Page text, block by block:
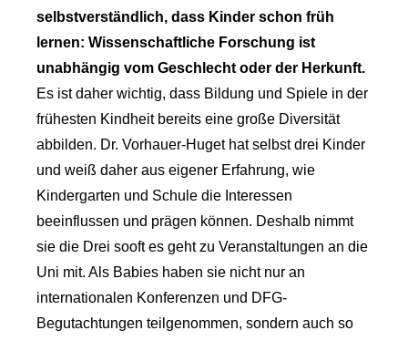
selbstverständlich, dass Kinder schon früh
lernen: Wissenschaftliche Forschung ist
unabhängig vom Geschlecht oder der Herkunft.
Es ist daher wichtig, dass Bildung und Spiele in der
frühesten Kindheit bereits eine große Diversität
abbilden. Dr. Vorhauer-Huget hat selbst drei Kinder
und weiß daher aus eigener Erfahrung, wie
Kindergarten und Schule die Interessen
beeinflussen und prägen können. Deshalb nimmt
sie die Drei sooft es geht zu Veranstaltungen an die
Uni mit. Als Babies haben sie nicht nur an
internationalen Konferenzen und DFG-
Begutachtungen teilgenommen, sondern auch so